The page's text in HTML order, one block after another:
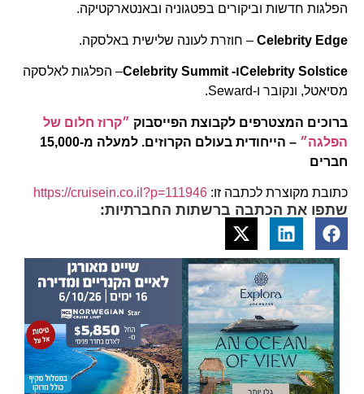
הפלגות חדשות וביקורים בפטגוניה ובאנטארקטיקה.
Celebrity Edge – חוזרת לעונה שלישית באלסקה.
Celebrity Solsticeו- Celebrity Summit
– הפלגות לאלסקה
מסיאטל, ונקובר ו-Seward.
ברוכים המצטרפים לקבוצת הפייסבוק ״קרוז חלום של
הפלגה״
– הייחודית בעולם הקרוזים. למעלה מ-15,000
חברים
כתובת מקוצרת לכתבה זו: https://cruisein.co.il?p=111946
שתפו את הכתבה ברשתות החברתיות: